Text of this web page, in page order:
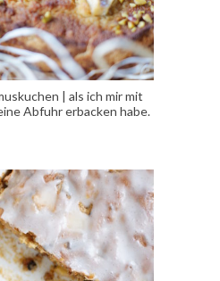
| als ich mir mit
Abfuhr erbacken habe.